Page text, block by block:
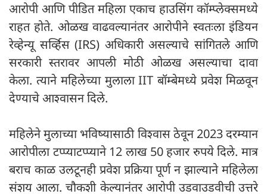
आरोपी आणि पीडित महिला एकाच हाउसिंग कॉम्प्लेक्समध्ये
राहत होते. ओळख वाढवल्यानंतर आरोपीने स्वतःला इंडियन
रेव्हेन्यू सर्व्हिस (IRS) अधिकारी असल्याचे सांगितले आणि
सरकारी स्तरावर आपली मोठी ओळख असल्याचा दावा
केला. त्याने महिलेच्या मुलाला IIT बॉम्बेमध्ये प्रवेश मिळवून
देण्याचे आश्वासन दिले.
महिलेने मुलाच्या भविष्यासाठी विश्वास ठेवून 2023 दरम्यान
आरोपीला टप्प्याटप्प्याने 12 लाख 50 हजार रुपये दिले. मात्र
बराच काळ उलटूनही प्रवेश प्रक्रिया पूर्ण न झाल्याने महिलेला
संशय आला. चौकशी केल्यानंतर आरोपी उडवाउडवीची उत्तरे